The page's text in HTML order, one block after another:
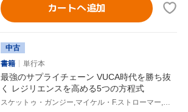
カートへ追加
中古
書籍
単行本
最強のサプライチェーン VUCA時代を勝ち抜
く レジリエンスを高める5つの方程式